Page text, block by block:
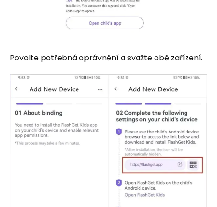
Povolte potřebná oprávnění a svažte obě zařízení.